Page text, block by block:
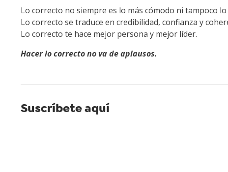
Lo correcto no siempre es lo más cómodo ni tampoco
Lo correcto se traduce en credibilidad, confianza y
Lo correcto te hace mejor persona y mejor líder.
Hacer lo correcto no va de aplausos.
Suscríbete aquí